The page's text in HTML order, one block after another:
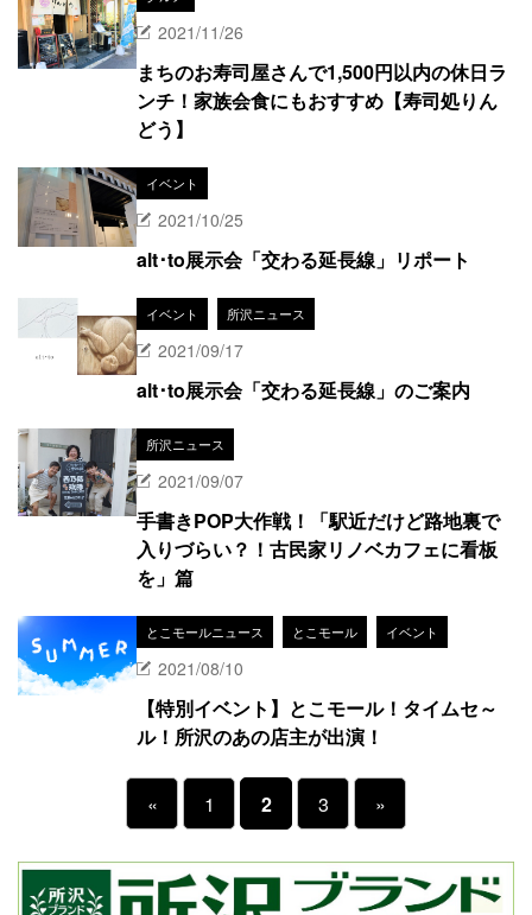
2021/11/26
まちのお寿司屋さんで1,500円以内の休日ラ
ンチ！家族会食にもおすすめ【寿司処りん
どう】
イベント
2021/10/25
alt･to展示会「交わる延長線」リポート
イベント 所沢ニュース
2021/09/17
alt･to展示会「交わる延長線」のご案内
所沢ニュース
2021/09/07
手書きPOP大作戦！「駅近だけど路地裏で
入りづらい？！古民家リノベカフェに看板
を」篇
とこモールニュース とこモール イベント
2021/08/10
【特別イベント】とこモール！タイムセ～
ル！所沢のあの店主が出演！
« 1 2 3 »